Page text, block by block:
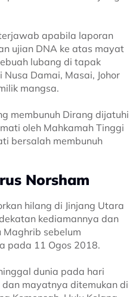
apabila laporan
ujian DNA ke atas mayat
lubang di tapak
Damai, Masai, Johor
mangsa.
membunuh Dirang dijatuhi
oleh Mahkamah Tinggi
bersalah membunuh
Norsham
hilang di Jinjang Utara
kediamannya dan
sebelum
pada 11 Ogos 2018.
dunia pada hari
mayatnya ditemukan di